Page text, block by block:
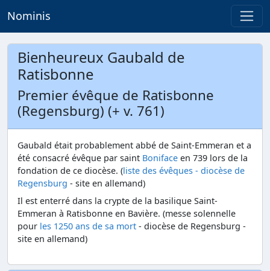
Nominis
Bienheureux Gaubald de
Ratisbonne
Premier évêque de Ratisbonne
(Regensburg) (+ v. 761)
Gaubald était probablement abbé de Saint-Emmeran et a
été consacré évêque par saint Boniface en 739 lors de la
fondation de ce diocèse. (liste des évêques - diocèse de
Regensburg - site en allemand)
Il est enterré dans la crypte de la basilique Saint-
Emmeran à Ratisbonne en Bavière. (messe solennelle
pour les 1250 ans de sa mort - diocèse de Regensburg -
site en allemand)